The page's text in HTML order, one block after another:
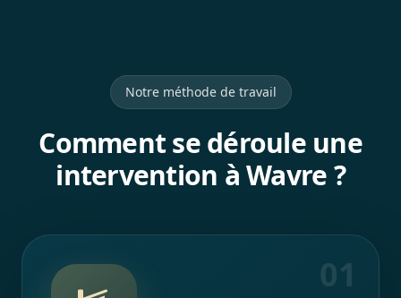
Notre méthode de travail
Comment se déroule une
intervention à Wavre ?
01